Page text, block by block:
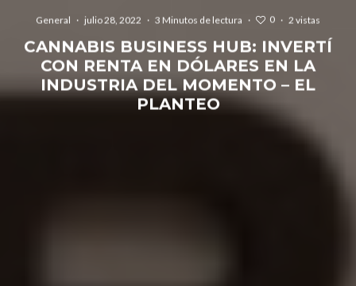
General · julio 28, 2022 · 3 Minutos de lectura · 0 · 2 vistas
CANNABIS BUSINESS HUB: INVERTÍ
CON RENTA EN DÓLARES EN LA
INDUSTRIA DEL MOMENTO – EL
PLANTEO